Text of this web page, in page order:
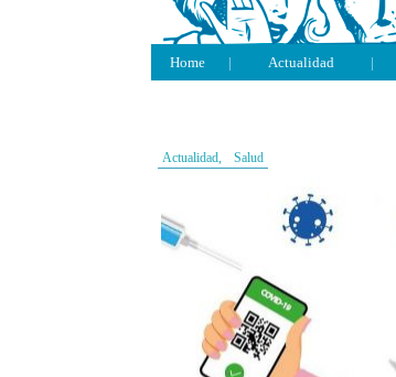
Home | Actualidad |
Actualidad, Salud